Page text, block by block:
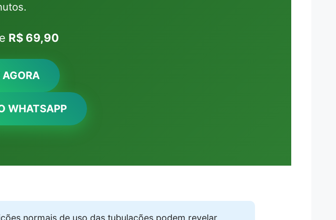
R$ 69,90
AGORA
WHATSAPP
normais de uso das tubulações podem revelar